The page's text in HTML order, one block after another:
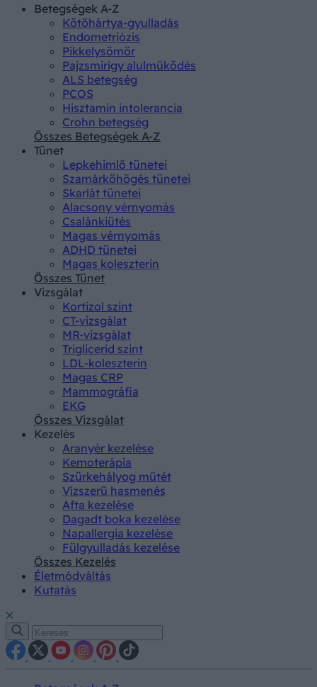
Betegségek A-Z
Kötőhártya-gyulladás
Endometriózis
Pikkelysömör
Pajzsmirigy alulműködés
ALS betegség
PCOS
Hisztamin intolerancia
Crohn betegség
Összes Betegségek A-Z
Tünet
Lepkehimlő tünetei
Szamárköhögés tünetei
Skarlát tünetei
Alacsony vérnyomás
Csalánkiütés
Magas vérnyomás
ADHD tünetei
Magas koleszterin
Összes Tünet
Vizsgálat
Kortizol szint
CT-vizsgálat
MR-vizsgálat
Triglicerid szint
LDL-koleszterin
Magas CRP
Mammográfia
EKG
Összes Vizsgálat
Kezelés
Aranyér kezelése
Kemoterápia
Szürkehályog műtét
Vízszerű hasmenés
Afta kezelése
Dagadt boka kezelése
Napallergia kezelése
Fülgyulladás kezelése
Összes Kezelés
Életmódváltás
Kutatás